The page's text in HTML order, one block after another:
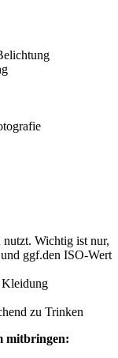
nutzt. Wichtig ist nur,
ggf.den ISO-Wert
Kleidung
zu Trinken
mitbringen: